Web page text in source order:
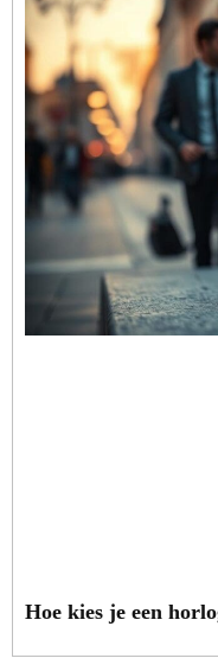
Hoe kies je een